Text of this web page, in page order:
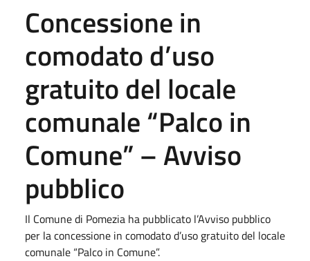
Concessione in
comodato d’uso
gratuito del locale
comunale “Palco in
Comune” – Avviso
pubblico
Il Comune di Pomezia ha pubblicato l’Avviso pubblico
per la concessione in comodato d’uso gratuito del locale
comunale “Palco in Comune”.